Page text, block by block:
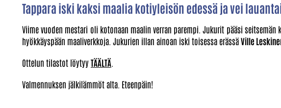
Tappara iski kaksi maalia kotiyleisön edessä ja vei
Viime vuoden mestari oli kotonaan maalin verran parempi. Jukurit pääsi
hyökkäyspään maaliverkkoja. Jukurien illan ainoan iski toisessa erässäVille
Ottelun tilastot löytyy TÄÄLTÄ
Valmennuksen jälkilämmöt alta. Eteenpäin!